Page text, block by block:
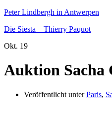
Peter Lindbergh in Antwerpen
Die Siesta – Thierry Paquot
Okt. 19
Auktion Sacha
Veröffentlicht unterParis,